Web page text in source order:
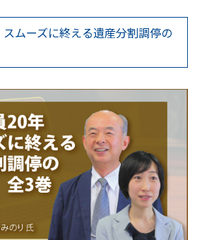
ムーズに終える遺産分割調停の